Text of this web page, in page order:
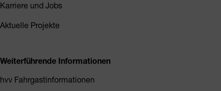
Karriere und Jobs
Aktuelle Projekte
Weiterführende Informationen
hvv Fahrgastinformationen